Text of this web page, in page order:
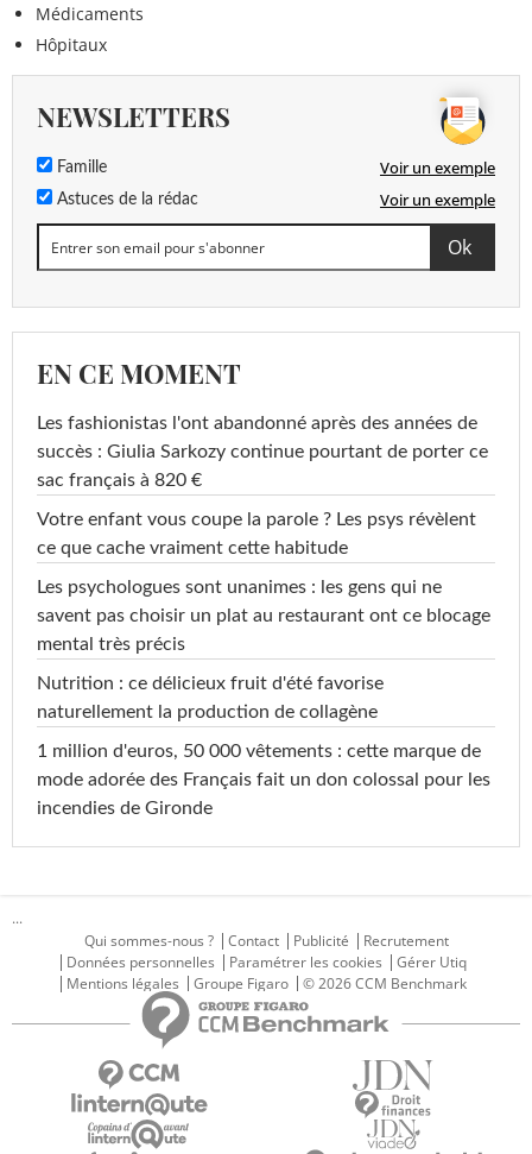
Médicaments
Hôpitaux
NEWSLETTERS
Famille Voir un exemple
Astuces de la rédac Voir un exemple
EN CE MOMENT
Les fashionistas l'ont abandonné après des années de
succès : Giulia Sarkozy continue pourtant de porter ce
sac français à 820 €
Votre enfant vous coupe la parole ? Les psys révèlent
ce que cache vraiment cette habitude
Les psychologues sont unanimes : les gens qui ne
savent pas choisir un plat au restaurant ont ce blocage
mental très précis
Nutrition : ce délicieux fruit d'été favorise
naturellement la production de collagène
1 million d'euros, 50 000 vêtements : cette marque de
mode adorée des Français fait un don colossal pour les
incendies de Gironde
...
Qui sommes-nous ?
Contact Publicité
Recrutement
Données personnelles
Paramétrer les cookies
Gérer Utiq
Mentions légales
Groupe Figaro © 2026 CCM Benchmark